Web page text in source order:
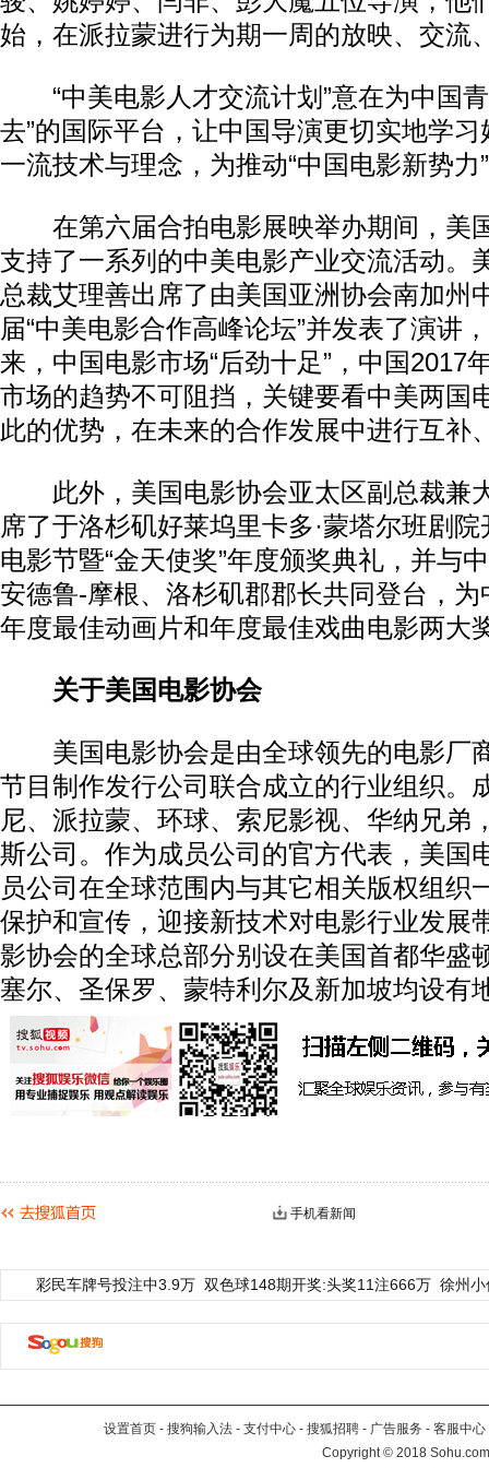
始，在派拉蒙进行为期一周的放映、交流
“中美电影人才交流计划”意在为中国青
去”的国际平台，让中国导演更切实地学
一流技术与理念，为推动“中国电影新势力
在第六届合拍电影展映举办期间，美
支持了一系列的中美电影产业交流活动。
总裁艾理善出席了由美国亚洲协会南加州
届“中美电影合作高峰论坛”并发表了演讲
来，中国电影市场“后劲十足”，中国2017
市场的趋势不可阻挡，关键要看中美两国
此的优势，在未来的合作发展中进行互补
此外，美国电影协会亚太区副总裁兼
席了于洛杉矶好莱坞里卡多·蒙塔尔班剧
电影节暨“金天使奖”年度颁奖典礼，并与
安德鲁-摩根、洛杉矶郡郡长共同登台，
年度最佳动画片和年度最佳戏曲电影两大
关于美国电影协会
美国电影协会是由全球领先的电影厂
节目制作发行公司联合成立的行业组织。
尼、派拉蒙、环球、索尼影视、华纳兄弟
斯公司。作为成员公司的官方代表，美国
员公司在全球范围内与其它相关版权组织
保护和宣传，迎接新技术对电影行业发展
影协会的全球总部分别设在美国首都华盛
塞尔、圣保罗、蒙特利尔及新加坡均设有
手机看新闻
彩民车牌号投注中3.9万 双色球148期开奖:头奖11注666万 徐州
设置首页 - 搜狗输入法 - 支付中心 - 搜狐招聘 - 广告服务 - 客服中心
Copyright©2018